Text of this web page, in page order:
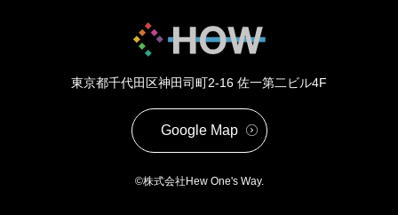
東京都千代田区神田司町2-16 佐一第二ビル4F
Google Map
©株式会社Hew One's Way.